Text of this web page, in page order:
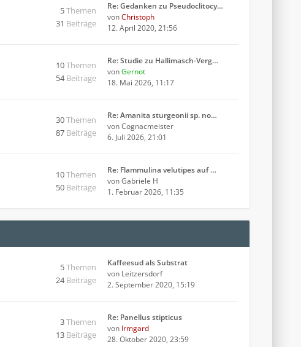
5Themen
31 Beiträge
Re: Gedanken zu Pseudoclitocy…
vonChristoph
12. April 2020, 21:56
10Themen
54Beiträge
Re: Studie zu Hallimasch-Verg…
vonGernot
18. Mai 2026, 11:17
30Themen
87 Beiträge
Re: Amanita sturgeonii sp. no…
vonCognacmeister
6. Juli 2026, 21:01
10Themen
50 Beiträge
Re: Flammulina velutipes auf …
vonGabriele H
1. Februar 2026, 11:35
5Themen
24Beiträge
Kaffeesud als Substrat
von Leitzersdorf
2. September 2020, 15:19
3Themen
13 Beiträge
Re: Panellus stipticus
von Irmgard
28. Oktober 2020, 23:59